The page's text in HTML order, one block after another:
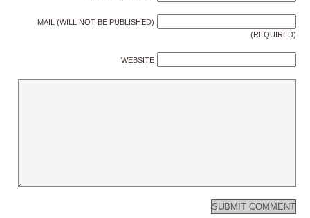
MAIL (WILL NOT BE PUBLISHED)
(REQUIRED)
WEBSITE